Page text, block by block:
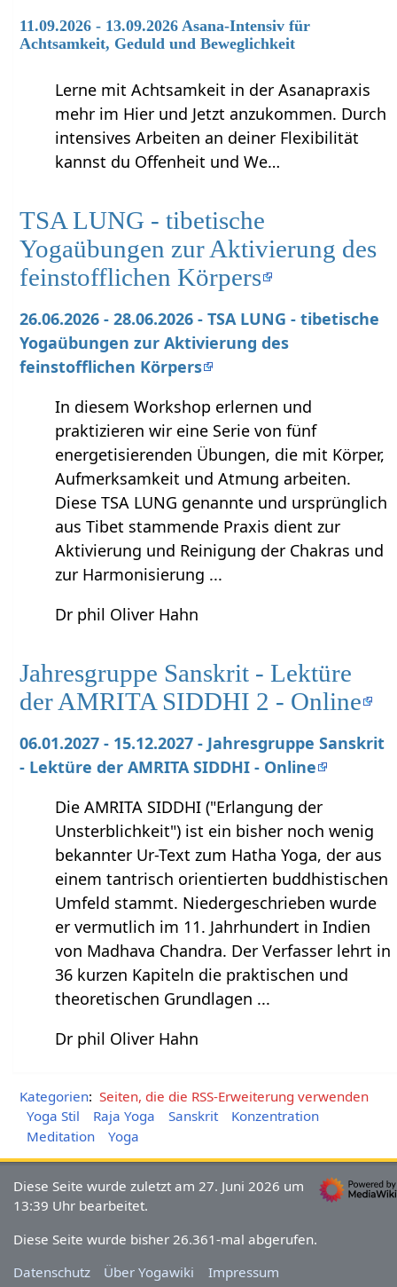
11.09.2026 - 13.09.2026 Asana-Intensiv für
Achtsamkeit, Geduld und Beweglichkeit
Lerne mit Achtsamkeit in der Asanapraxis
mehr im Hier und Jetzt anzukommen. Durch
intensives Arbeiten an deiner Flexibilität
kannst du Offenheit und We…
TSA LUNG - tibetische
Yogaübungen zur Aktivierung des
feinstofflichen Körpers
26.06.2026 - 28.06.2026 - TSA LUNG - tibetische
Yogaübungen zur Aktivierung des
feinstofflichen Körpers
In diesem Workshop erlernen und
praktizieren wir eine Serie von fünf
energetisierenden Übungen, die mit Körper,
Aufmerksamkeit und Atmung arbeiten.
Diese TSA LUNG genannte und ursprünglich
aus Tibet stammende Praxis dient zur
Aktivierung und Reinigung der Chakras und
zur Harmonisierung ...
Dr phil Oliver Hahn
Jahresgruppe Sanskrit - Lektüre
der AMRITA SIDDHI 2 - Online
06.01.2027 - 15.12.2027 - Jahresgruppe Sanskrit
- Lektüre der AMRITA SIDDHI - Online
Die AMRITA SIDDHI ("Erlangung der
Unsterblichkeit") ist ein bisher noch wenig
bekannter Ur-Text zum Hatha Yoga, der aus
einem tantrisch orientierten buddhistischen
Umfeld stammt. Niedergeschrieben wurde
er vermutlich im 11. Jahrhundert in Indien
von Madhava Chandra. Der Verfasser lehrt in
36 kurzen Kapiteln die praktischen und
theoretischen Grundlagen ...
Dr phil Oliver Hahn
Kategorien: Seiten, die die RSS-Erweiterung verwenden
Yoga Stil
Raja Yoga Sanskrit
Konzentration
Meditation
Yoga
Diese Seite wurde zuletzt am 27. Juni 2026 um
13:39 Uhr bearbeitet.
Diese Seite wurde bisher 26.361-mal abgerufen.
Datenschutz
Über Yogawiki Impressum